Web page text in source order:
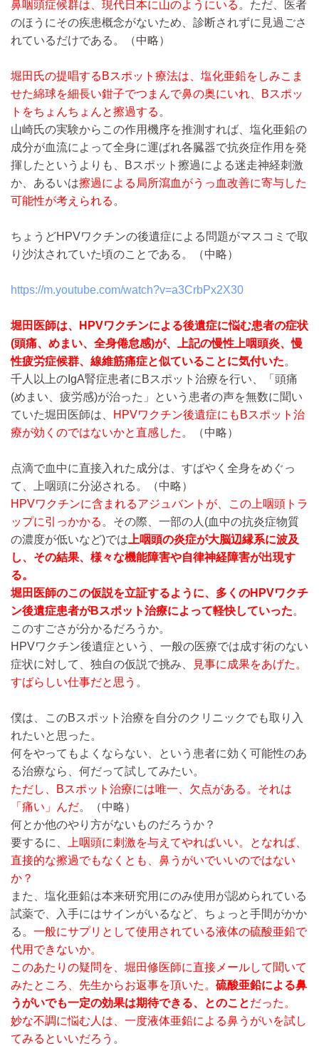
鼻咽頭症候群は、現代日本に山のようにいる 。ただ、医者
のほうにその疾患概念がないため、診断されずに見過ごさ
れているだけである。
（中略）
堀田氏の提唱するBスポット療法は、塩化亜鉛をしみこま
せた綿球を細長い鉗子でつまんで鼻の奥にいれ、Bスポッ
トをちょんちょんと擦過する 。
山崎氏の実験からこの作用機序を推測すれば、塩化亜鉛の
成分が血流によって全身に運ばれ各臓器で抗炎症作用を発
揮したというよりも、Bスポット擦過による迷走神経刺激
か、あるいは擦過による局所瀉血がうっ血改善に寄与した
可能性が考えられる 。
ちょうどHPVワクチンの後遺症による問題がマスコミで取
り沙汰されていた頃のことである。
（中略）
https://m.youtube.com/watch?v=a3CrbPx2X30
堀田医師は、HPVワクチンによる後遺症に悩む患者の症状
(頭痛、めまい、全身倦怠感)が、上記の慢性上咽頭炎、慢
性疲労症候群、線維筋痛症と似ていることに気付いた。
千人以上のIgA腎症患者にBスポット治療を行い、「頭痛
(めまい、疲労感)が治った」という患者の声を無数に聞い
ていた堀田医師は、
HPVワクチン後遺症にもBスポット治
療が効くのではないかと直感した 。 （中略）
点滴で血中に直接入れた成分は、すばやく全身をめぐっ
て、上咽頭に分泌される。
（中略）
HPVワクチンに含まれるアジュバントが、この上咽頭トラ
ップに引っかかる 。その際、一部の人(血中の抗炎症物質
の濃度が低いなど)では 上咽頭の炎症が大脳辺縁系に波及
し、その結果、様々な機能障害や自律神経障害が出現す
る。
堀田医師のこの仮説を立証するように、多くのHPVワクチ
ン後遺症患者がBスポット治療によって軽快していった。
このすごさが分かるだろうか。
HPVワクチン後遺症という、一般の医療では成す術のない
症状に対して、独自の仮説で挑み、
見事に成果をあげた。
すばらしい仕事だと思う 。
僕は、このBスポット治療を自分のクリニックでも取り入
れたいと思った。
何をやってもよくならない、という患者に効く可能性のあ
る治療なら、何だって試してみたい。
ただし、Bスポット治療には唯一、欠点がある。それは
「痛い」んだ。
（中略）
何とか他のやり方がないものだろうか？
要するに、
上咽頭に刺激を与えてやればいい。となれば、
直接的な擦過でもなくとも、鼻うがいでいいのではない
か？
また、塩化亜鉛は本来研究用にのみ使用が認められている
試薬で、入手にはサインがいるなど、ちょっと手間がかか
る。 一般にサプリとして使用されている液体の硫酸亜鉛で
代用できないか。
このあたりの疑問を、堀田修医師に直接メールして聞いて
みたところ、先生からお返事を頂いた。 硫酸亜鉛による鼻
うがいでも一定の効果は期待できる、とのことだった。
妙な不調に悩む人は、一度液体亜鉛による鼻うがいを試し
てみるといいだろう 。